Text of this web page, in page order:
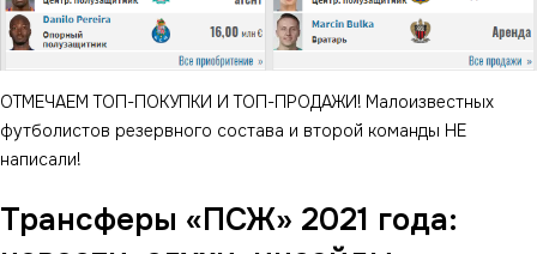
ОТМЕЧАЕМ ТОП-ПОКУПКИ И ТОП-ПРОДАЖИ! Малоизвестных
футболистов резервного состава и второй команды НЕ
написали!
Трансферы «ПСЖ» 2021 года: